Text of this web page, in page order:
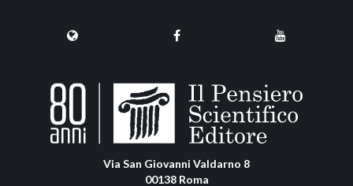
Via San Giovanni Valdarno 8
00138 Roma